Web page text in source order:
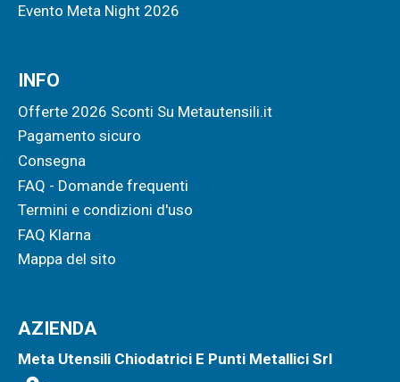
Evento Meta Night 2026
INFO
Offerte 2026 Sconti Su Metautensili.it
Pagamento sicuro
Consegna
FAQ - Domande frequenti
Termini e condizioni d'uso
FAQ Klarna
Mappa del sito
AZIENDA
Meta Utensili Chiodatrici E Punti Metallici Srl